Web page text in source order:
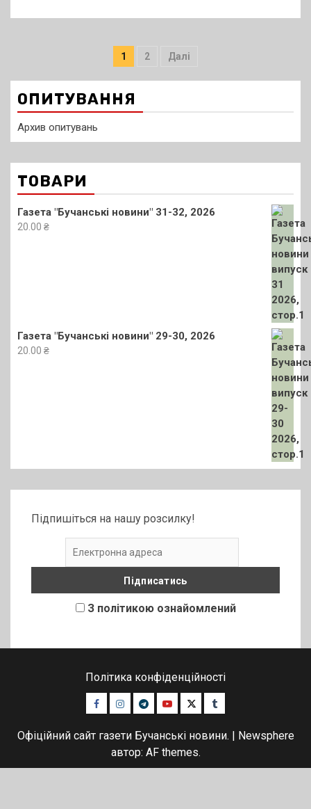
Пагінація
записів
1 2 Далі
ОПИТУВАННЯ
Архив опитувань
ТОВАРИ
Газета "Бучанські новини" 31-32, 2026
20.00 ₴
Газета "Бучанські новини" 29-30, 2026
20.00 ₴
Підпишіться на нашу розсилку!
З політикою ознайомлений
Політика конфіденційності
Facebook
Instagram
TelegramYoutubeTwitterTumblr
Офіційний сайт газети Бучанські новини.
Newsphere
автор: AF themes.